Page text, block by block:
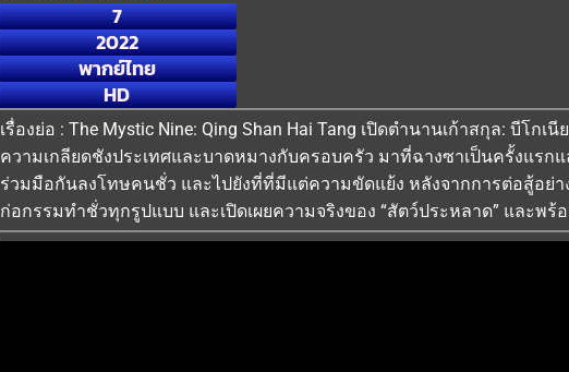
7
2022
พากย์ไทย
HD
เรื่องย่อ : The Mystic Nine: Qing Shan Hai Tang เปิดตํานานเก้าสกุล: บีโ
ความเกลียดชังประเทศและบาดหมางกับครอบครัว มาที่ฉางซาเป็นครั้งแรก
ร่วมมือกันลงโทษคนชั่ว และไปยังที่ที่มีแต่ความขัดแย้ง หลังจากการต่อสู้อย่
ก่อกรรมทำชั่วทุกรูปแบบ และเปิดเผยความจริงของ “สัตว์ประหลาด” และพร้